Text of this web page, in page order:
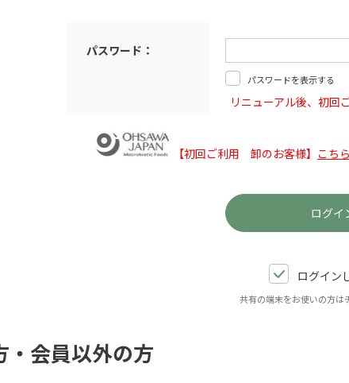
パスワード：
パスワードを表示する
リニューアル後、初回
【初回ご利用 卸のお客様】 こち
ログイン
共有の端末をお使いの方は
・会員以外の方